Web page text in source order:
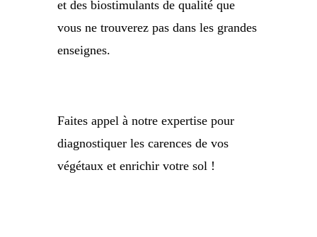
et des biostimulants de qualité que
vous ne trouverez pas dans les grandes
enseignes.
Faites appel à notre expertise pour
diagnostiquer les carences de vos
végétaux et enrichir votre sol !